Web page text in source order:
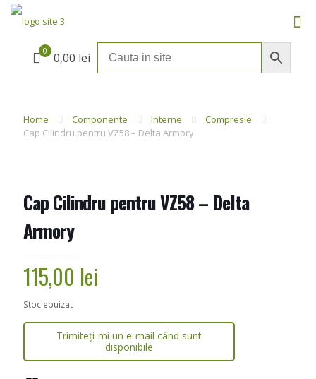
0 0,00 lei
Home Componente Interne
Compresie
Cap Cilindru pentru VZ58 – Delta Armory
Cap Cilindru pentru VZ58 – Delta
Armory
115,00 lei
Stoc epuizat
Trimiteți-mi un e-mail când sunt
disponibile